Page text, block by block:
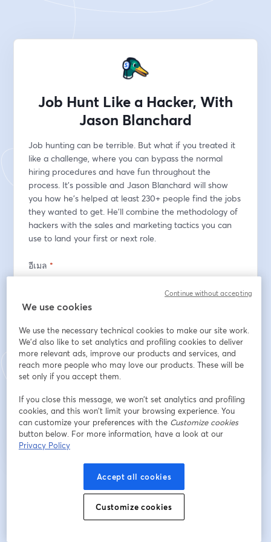
Job Hunt Like a Hacker, With
Jason Blanchard
Job hunting can be terrible. But what if you treated it
like a challenge, where you can bypass the normal
hiring procedures and have fun throughout the
process. It's possible and Jason Blanchard will show
you how he's helped at least 230+ people find the jobs
they wanted to get. He'll combine the methodology of
hackers with the sales and marketing tactics you can
use to land your first or next role.
อีเมล *
ชื่อ *
นามสกุล*
ลงทะเบียน
ลงทะเบียนแล้วหรือยัง?เข้าร่วมที่นี่
การลงทะเบียนเป็นการรับทราบและยอมรับ
เป็นส่วนตัวของเรา เราจะแชร์รายละเอียดของคุณกับโฮสต์
We use cookies
We use the necessary technical cookies to make our site work.
We'd also like to set analytics and profiling cookies to deliver
more relevant ads, improve our products and services, and
reach more people who may love our products. These will be
set only if you accept them.
If you close this message, we won’t set analytics and profiling
cookies, and this won’t limit your browsing experience. You
can customize your preferences with the Customize cookies
button below. For more information, have a look at our
Privacy Policy
Accept all cookies
Customize cookies
Continue without accepting